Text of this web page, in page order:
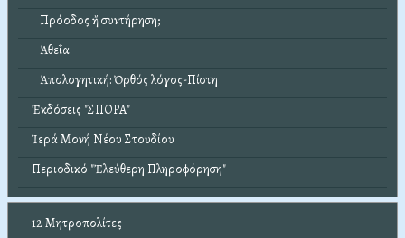
Πρόοδος ἤ συντήρηση;
Ἀθεΐα
Ἀπολογητική: Ὀρθός λόγος-Πίστη
Ἐκδόσεις "ΣΠΟΡΑ"
Ἱερά Μονή Νέου Στουδίου
Περιοδικό "Ἐλεύθερη Πληροφόρηση"
12 Μητροπολίτες